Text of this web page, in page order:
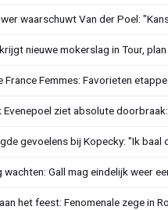
waarschuwt Van der Poel:
nieuwe mokerslag in Tour,
France Femmes: Favorieten
Evenepoel ziet absolute
gevoelens bij Kopecky: "Ik baal
wachten: Gall mag eindelijk weer
het feest: Fenomenale zege in